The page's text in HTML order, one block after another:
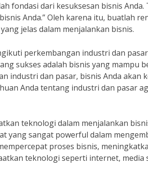
fondasi dari kesuksesan bisnis
Anda.” Oleh karena itu, buatlah
jelas dalam menjalankan bisnis.
perkembangan industri dan
sukses adalah bisnis yang mampu
industri dan pasar, bisnis Anda akan
Anda tentang industri dan pasar
teknologi dalam menjalankan
yang sangat powerful dalam
proses bisnis,
teknologi seperti internet,